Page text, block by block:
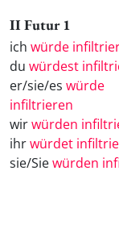
II Futur 1
ich würde
du würdest
er/sie/es würde
infiltrieren
wirwürden
ihrwürdet
sie/Siewürden